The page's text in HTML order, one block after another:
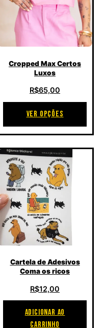
Cropped Max Certos
Luxos
R$65,00
VER OPÇÕES
Cartela de Adesivos
Coma os ricos
R$12,00
ADICIONAR AO
CARRINHO